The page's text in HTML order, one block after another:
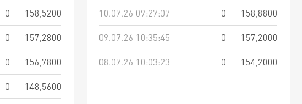
0
158,5200
0
157,2800
0
156,7800
0
148,5600
10.07.26 09:27:07
0
158,8800
09.07.26 10:35:45
0
157,2000
08.07.26 10:03:23
0 154,2000